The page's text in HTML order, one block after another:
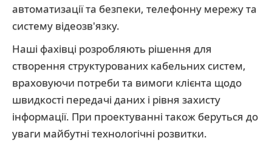
автоматизації та безпеки, телефонну мережу та
систему відеозв'язку.
Наші фахівці розробляють рішення для
створення структурованих кабельних систем,
враховуючи потреби та вимоги клієнта щодо
швидкості передачі даних і рівня захисту
інформації. При проектуванні також беруться до
уваги майбутні технологічні розвитки.